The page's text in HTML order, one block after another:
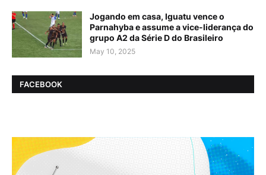
Jogando em casa, Iguatu vence o
Parnahyba e assume a vice-liderança do
grupo A2 da Série D do Brasileiro
May 10, 2025
FACEBOOK